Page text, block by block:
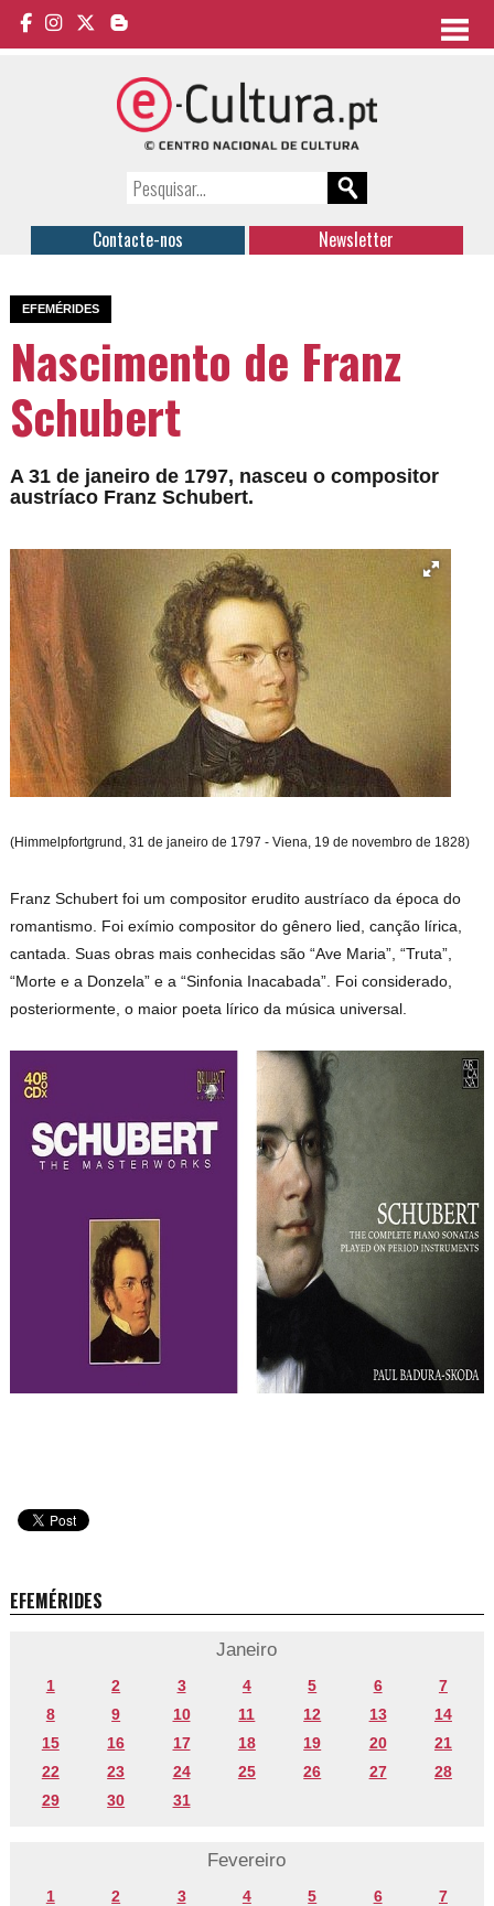
Contacte-nos Newsletter
EFEMÉRIDES
Nascimento de Franz
Schubert
A 31 de janeiro de 1797, nasceu o compositor
austríaco Franz Schubert.
(Himmelpfortgrund, 31 de janeiro de 1797 - Viena, 19 de novembro de 1828)
Franz Schubert foi um compositor erudito austríaco da época do
romantismo. Foi exímio compositor do gênero lied, canção lírica,
cantada. Suas obras mais conhecidas são “Ave Maria”, “Truta”,
“Morte e a Donzela” e a “Sinfonia Inacabada”. Foi considerado,
posteriormente, o maior poeta lírico da música universal.
EFEMÉRIDES
Janeiro
1 2 3 4 5 6
7
8
9 10 11 12 13
14
15
16 17 18 19 20
21
22
23 24 25 26 27
28
29
30 31
Fevereiro
1 2 3 4 5 6
7